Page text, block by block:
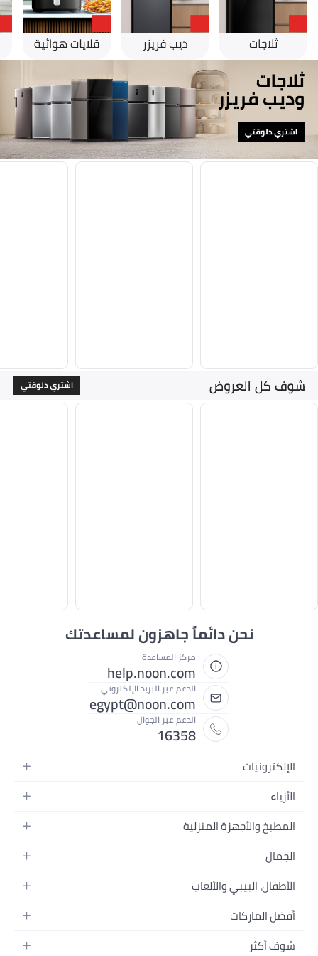
نحن دائماً جاهزون لمساعدتك
مركز المساعدة
help.noon.com
الدعم عبر البريد الإلكتروني
egypt@noon.com
الدعم عبر الجوال
16358
الإلكترونيات
الهواتف المتحركة
أجهزة الكمبيوتر المحمولة
الأجهزة المنزلية
التلفزيونات
سماعات الرأس
ألعاب الفيديو
الأزياء
أزياء نسائية
أزياء البنات
أزياء الأولاد
ساعات يد للنساء
النظارات
المطبخ والأجهزة المنزلية
المطبخ وأدوات الطعام
مستلزمات الحمام
ديكورات المنازل
الجمال
العطور النسائية
المكياج
العناية بالشعر
الأطفال، البيبي والألعاب
عربات الأطفال وإكسسواراتها
ملابس الأطفال
أفضل الماركات
أبل
شوف أكثر